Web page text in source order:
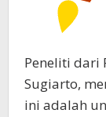
Peneliti dari
Sugiarto,
ini adalah